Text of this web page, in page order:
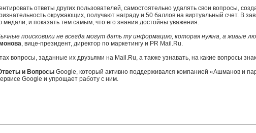
ответы других пользователей, самостоятельно удалять свои вопросы,
окружающих, получают награду и 50 баллов на виртуальный счет. В
и показать тем самым, что его знания достойны уважения.
поисковики не всегда могут дать ту информацию, которая нужна, а живые
, вице-президент, директор по маркетингу и PR Mail.Ru.
вопросы, заданные их друзьями на Mail.Ru, а также узнавать, на какие вопросы
и Вопросы Google, который активно поддерживался компанией «Ашманов и
Google и упрощает работу с ним.